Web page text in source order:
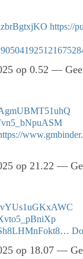
https://
op 0.52 —
op 21.22 —
op 18.07 —